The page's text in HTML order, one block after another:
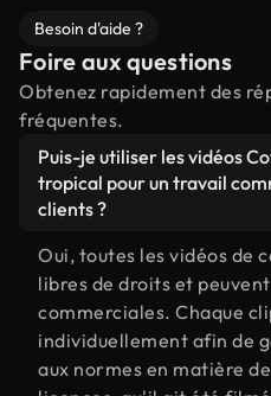
Besoin d'aide ?
Foire aux questions
Obtenez rapidement des
fréquentes.
Puis-je utiliser les vidéos
tropical pour un travail
clients ?
Oui, toutes les vidéos de
libres de droits et
commerciales. Chaque
individuellement afin de
aux normes en matière